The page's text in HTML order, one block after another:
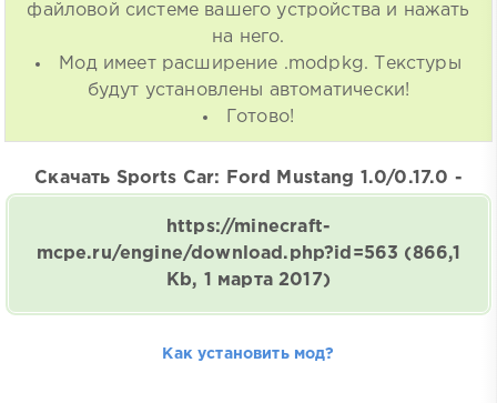
файловой системе вашего устройства и нажать
на него.
Мод имеет расширение .modpkg. Текстуры
будут установлены автоматически!
Готово!
Скачать Sports Car: Ford Mustang 1.0/0.17.0 -
https://minecraft-
mcpe.ru/engine/download.php?id=563 (866,1
Kb, 1 марта 2017)
Как установить мод?